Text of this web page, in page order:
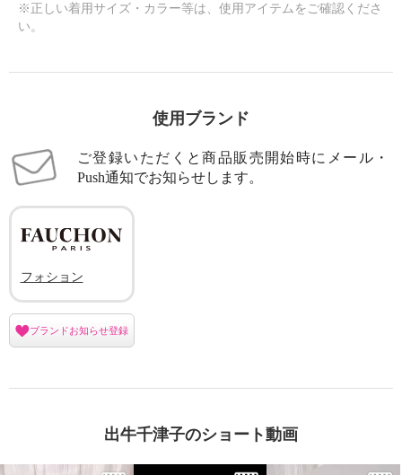
※正しい着用サイズ・カラー等は、使用アイテムをご確認くださ
い。
使用ブランド
ご登録いただくと商品販売開始時にメール・
Push通知でお知らせします。
フォション
ブランドお知らせ登録
出牛千津子のショート動画